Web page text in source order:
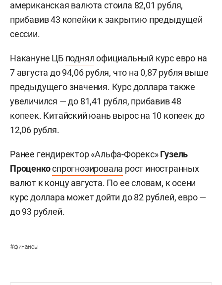
американская валюта стоила 82,01 рубля,
прибавив 43 копейки к закрытию предыдущей
сессии.
Накануне ЦБ поднялофициальный курс евро на
7 августа до 94,06 рубля, что на 0,87 рубля выше
предыдущего значения. Курс доллара также
увеличился — до 81,41 рубля, прибавив 48
копеек. Китайский юань вырос на 10 копеек до
12,06 рубля.
Ранее гендиректор «Альфа-Форекс»Гузель
Проценкоспрогнозировала рост иностранных
валют к концу августа. По ее словам, к осени
курс доллара может дойти до 82 рублей, евро —
до 93 рублей.
#финансы